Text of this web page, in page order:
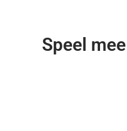
Speel